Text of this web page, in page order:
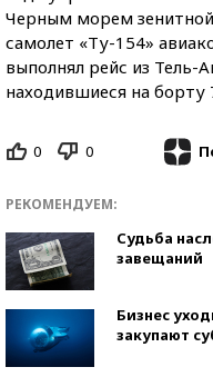
Черным морем
самолет «Ту-154»
выполнял рейс из Тель-
находившиеся на борту
0 0
РЕКОМЕНДУЕМ:
Судьба
завещаний
Бизнес
закупают